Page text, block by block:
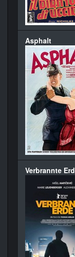
Asphalt
Verbrannte